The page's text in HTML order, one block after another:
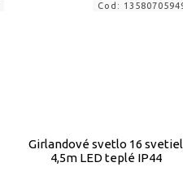
Girlandové svetlo 16 svetiel
4,5m LED teplé IP44
Cod: